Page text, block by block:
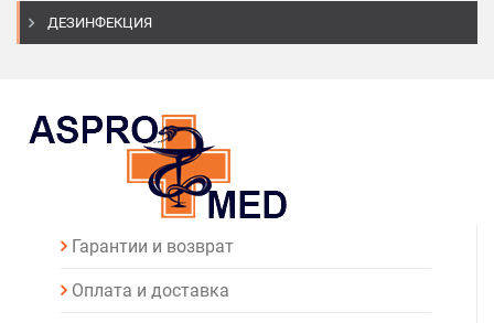
ДЕЗИНФЕКЦИЯ
Гарантии и возврат
Оплата и доставка